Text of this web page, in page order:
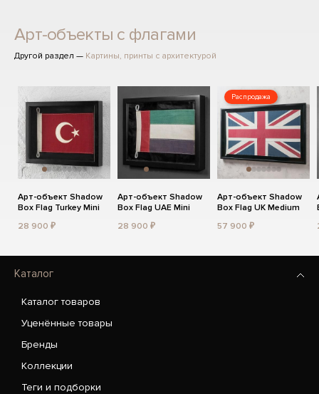
Арт-объекты с флагами
Другой раздел — Картины, принты с архитектурой
Арт-объект Shadow
Box Flag Turkey Mini
28 900 ₽
Арт-объект Shadow
Box Flag UAE Mini
28 900 ₽
Распродажа
Арт-объект Shadow
Box Flag UK Medium
57 900 ₽
Каталог
Каталог товаров
Уценённые товары
Бренды
Коллекции
Теги и подборки